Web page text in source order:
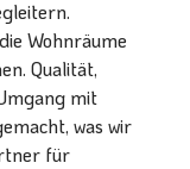
Wohnräume
Qualität,
mit
was wir
für